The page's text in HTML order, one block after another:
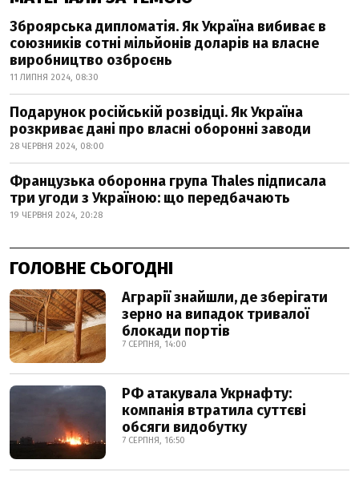
Зброярська дипломатія. Як Україна вибиває в
союзників сотні мільйонів доларів на власне
виробництво озброєнь
11 ЛИПНЯ 2024, 08:30
Подарунок російській розвідці. Як Україна
розкриває дані про власні оборонні заводи
28 ЧЕРВНЯ 2024, 08:00
Французька оборонна група Thales підписала
три угоди з Україною: що передбачають
19 ЧЕРВНЯ 2024, 20:28
ГОЛОВНЕ СЬОГОДНІ
Аграрії знайшли, де зберігати
зерно на випадок тривалої
блокади портів
7 СЕРПНЯ, 14:00
РФ атакувала Укрнафту:
компанія втратила суттєві
обсяги видобутку
7 СЕРПНЯ, 16:50